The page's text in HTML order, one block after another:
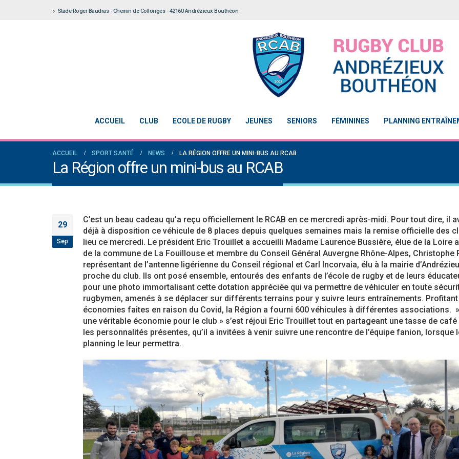
Stade Roger Baudras - Chemin de Collonges - 42160 Andrézieux Bouthéon
ACCUEIL CLUB ECOLE DE RUGBY JEUNES SENIORS FÉMININES PLANNING
ACCUEIL SPORT SANTÉ NEWS LA RÉGION OFFRE UN MINI-BUS AU RCAB
La Région offre un mini-bus au RCAB
29
Sep
C’est un beau cadeau qu’a reçu officiellement le RCAB en ce mercredi après-midi. Pour tout dire, il
déjà à disposition ce véhicule de 8 places depuis quelques semaines mais la remise officielle des
lieu ce mercredi. Le président Eric Trouillet a accueilli Madame Laurence Bussière, élue de la Loire
de la commune de La Fouillouse et membre du Conseil Général Auvergne Rhône-Alpes, Christophe
représentant de l’antenne ligérienne du Conseil régional et Carl Incorvaia, élu à la mairie
proche du club. Ils ont posé ensemble, entourés des enfants de l’école de rugby et de leurs
pour une photo immortalisant cette dotation appréciée qui va permettre de véhiculer en toute
rugbymen, amenés à se déplacer sur différents terrains pour y suivre leurs entraînements.
économies faites en raison du Covid, la Région a fourni 600 véhicules à différentes associations.
une véritable économie pour le club » s’est réjoui Eric Trouillet tout en partageant une tasse de café
les personnalités présentes, qu’il a invitées à venir suivre une rencontre de l’équipe fanion, lorsque
planning le leur permettra.
Notre École De Rugby obtient la labellisation 2
étoiles!
18 juillet 2026
Les adversaires en Fédérale 2 et Fédérale B: de
vieilles connaissances et un nouveau venu
6 juillet 2026
Groupe senior: tout un programme de
préparation pour être prêt le 13 septembre!
18 juin 2026
Le Touch du RCAB se distingue en finale de
Ligue Aura: les +35 des « 5glés » vice-
champions!
1 juin 2026
Bilan des seniors garçons par Philippe
Buffevant dans Le Progrès
6 mai 2026
Fédérale 2 et Fédérale B: finir sur une bonne
note en priorité
Notre École De Rugby
étoiles!
18 juillet 2026
Les adversaires en Fédérale
vieilles connaissances et un
6 juillet 2026
Groupe senior: tout un
préparation pour être prêt le
18 juin 2026